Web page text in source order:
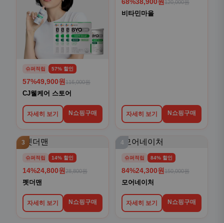
슈퍼적립 57% 할인
57%49,900원 116,000원
CJ웰케어 스토어
자세히 보기 N쇼핑구매
120,000원
비타민마을
자세히 보기 N쇼핑구매
3
슈퍼적립 14% 할인
14%24,800원 28,800원
펫더맨
자세히 보기 N쇼핑구매
4
슈퍼적립 84% 할인
84%24,300원 150,000원
모어네이처
자세히 보기 N쇼핑구매